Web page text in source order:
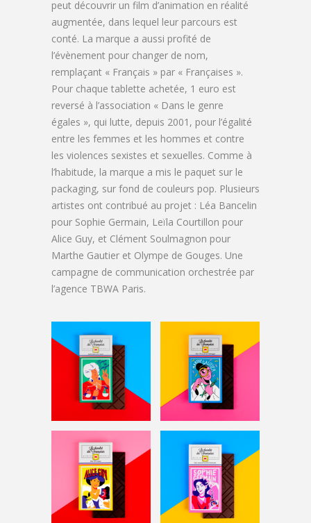
peut découvrir un film d’animation en réalité
augmentée, dans lequel leur parcours est
conté. La marque a aussi profité de
l’évènement pour changer de nom,
remplaçant « Français » par « Françaises ».
Pour chaque tablette achetée, 1 euro est
reversé à l’association « Dans le genre
égales », qui lutte, depuis 2001, pour l’égalité
entre les femmes et les hommes et contre
les violences sexistes et sexuelles. Comme à
l’habitude, la marque a mis le paquet sur le
packaging, sur fond de couleurs pop. Plusieurs
artistes ont contribué au projet : Léa Bancelin
pour Sophie Germain, Leïla Courtillon pour
Alice Guy, et Clément Soulmagnon pour
Marthe Gautier et Olympe de Gouges. Une
campagne de communication orchestrée par
l’agence TBWA Paris.